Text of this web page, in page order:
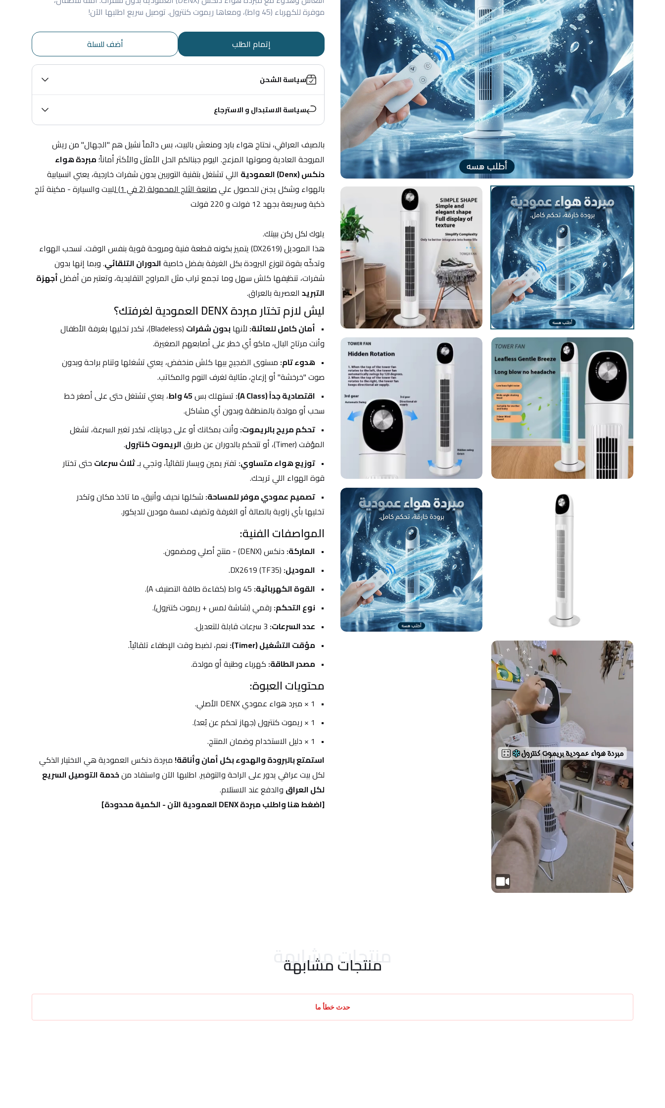
موفرة للكهرباء (45 واط)، ومعاها ريموت كنترول. توصيل سريع اطلبها الآن!
إتمام الطلب أضف للسلة
سياسة الشحن
سياسة الاستبدال و الاسترجاع
المروحة العادية وصوتها المزعج. اليوم جبنالكم الحل الأمثل والأكثر أماناً؛
دنكس (Denx) العمودية
بالهواء وشكل يجنن للحصول علي صانعة الثلج المحمولة (2 في 1) ل
ذكية وسريعة بجهد 12 فولت و 220 فولت
يلوك لكل ركن ببيتك.
وتدكّه بقوة لتوزع البرودة بكل الغرفة بفضل خاصية الدوران التلقائي
شفرات، تنظيفها كلش سهل وما تجمع تراب مثل المراوح التقليدية، وتعتبر من أفضل
التبريد العصرية بالعراق.
ليش لازم تختار مبردة DENX العمودية لغرفتك؟
أمان كامل للعائلة: لأنها بدون شفرات
وأنت مرتاح البال، ماكو أي خطر على أصابعهم الصغيرة.
هدوء تام:
صوت "خرخشة" أو إزعاج، مثالية لغرف النوم والمكاتب.
اقتصادية جداً (A Class):
تستهلك بس 45 واط
سحب أو مولدة بالمنطقة وبدون أي مشاكل.
تحكم مريح بالريموت:
المؤقت (Timer)، أو تتحكم بالدوران عن طريق
الريموت كنترول.
توزيع هواء متساوي: تفتر يمين ويسار تلقائياً، وتجي بـ ثلاث سرعات
حتى تختار
قوة الهواء اللي تريحك.
تصميم عمودي موفر للمساحة:
شكلها نحيف وأنيق، ما تاخذ مكان وتكدر
تخليها بأي زاوية بالصالة أو الغرفة وتضيف لمسة مودرن للديكور.
المواصفات الفنية:
الماركة: دنكس (DENX) - منتج أصلي ومضمون.
الموديل:
القوة الكهربائية:
نوع التحكم: رقمي (شاشة لمس + ريموت كنترول).
عدد السرعات:
مؤقت التشغيل (Timer):
نعم، لضبط وقت الإطفاء تلقائياً.
مصدر الطاقة: كهرباء وطنية أو مولدة.
محتويات العبوة:
1 × مبرد هواء عمودي DENX الأصلي.
1 × ريموت كنترول (جهاز تحكم عن بُعد).
1 × دليل الاستخدام وضمان المنتج.
استمتع بالبرودة والهدوء بكل أمان وأناقة!
لكل بيت عراقي يدور على الراحة والتوفير. اطلبها الآن واستفاد من
لكل العراق والدفع عند الاستلام.
[اضغط هنا واطلب مبردة DENX العمودية الآن - الكمية محدودة]
منتجات مشابهة
منتجات مشابهة
حدث خطأ ما